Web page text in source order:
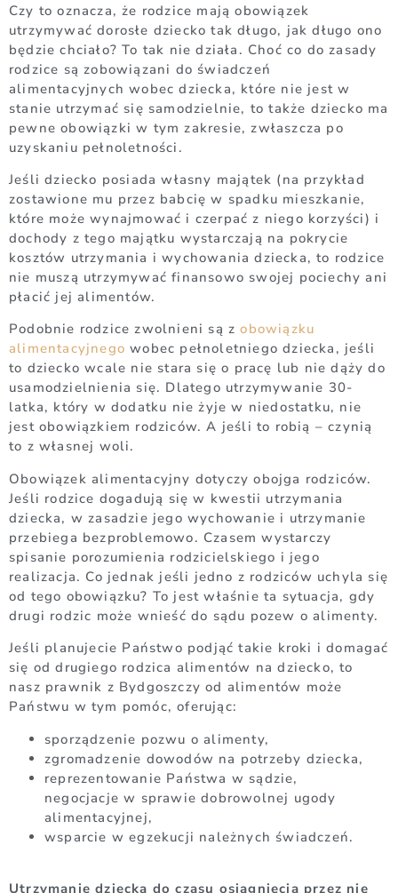
Czy to oznacza, że rodzice mają obowiązek
utrzymywać dorosłe dziecko tak długo, jak długo ono
będzie chciało? To tak nie działa. Choć co do zasady
rodzice są zobowiązani do świadczeń
alimentacyjnych wobec dziecka, które nie jest w
stanie utrzymać się samodzielnie, to także dziecko ma
pewne obowiązki w tym zakresie, zwłaszcza po
uzyskaniu pełnoletności.
Jeśli dziecko posiada własny majątek (na przykład
zostawione mu przez babcię w spadku mieszkanie,
które może wynajmować i czerpać z niego korzyści) i
dochody z tego majątku wystarczają na pokrycie
kosztów utrzymania i wychowania dziecka, to rodzice
nie muszą utrzymywać finansowo swojej pociechy ani
płacić jej alimentów.
Podobnie rodzice zwolnieni są zobowiązku
alimentacyjnego wobec pełnoletniego dziecka, jeśli
to dziecko wcale nie stara się o pracę lub nie dąży do
usamodzielnienia się. Dlatego utrzymywanie 30-
latka, który w dodatku nie żyje w niedostatku, nie
jest obowiązkiem rodziców. A jeśli to robią – czynią
to z własnej woli.
Obowiązek alimentacyjny dotyczy obojga rodziców.
Jeśli rodzice dogadują się w kwestii utrzymania
dziecka, w zasadzie jego wychowanie i utrzymanie
przebiega bezproblemowo. Czasem wystarczy
spisanie porozumienia rodzicielskiego i jego
realizacja. Co jednak jeśli jedno z rodziców uchyla się
od tego obowiązku? To jest właśnie ta sytuacja, gdy
drugi rodzic może wnieść do sądu pozew o alimenty.
Jeśli planujecie Państwo podjąć takie kroki i domagać
się od drugiego rodzica alimentów na dziecko, to
nasz prawnik z Bydgoszczy od alimentów może
Państwu w tym pomóc, oferując:
sporządzenie pozwu o alimenty,
zgromadzenie dowodów na potrzeby dziecka,
reprezentowanie Państwa w sądzie,
negocjacje w sprawie dobrowolnej ugody
alimentacyjnej,
wsparcie w egzekucji należnych świadczeń.
Utrzymanie dziecka do czasu osiągnięcia przez nie